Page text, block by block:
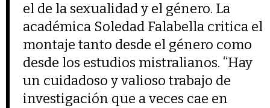
el de la sexualidad y el género. La
académica Soledad Falabella critica el
montaje tanto desde el género como
desde los estudios mistralianos. “Hay
un cuidadoso y valioso trabajo de
investigación que a veces cae en